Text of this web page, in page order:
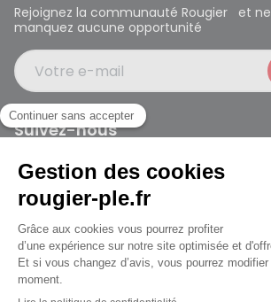
ouvert à 10:00
Rejoignez la communauté Rougier et ne
manquez aucune opportunité
Votre e-mail
Suivez-nous
Rougier et Plé 2024 Copyright